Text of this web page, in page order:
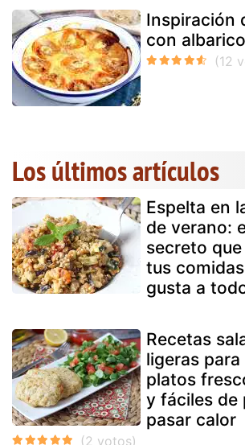
Inspiración
con
Los últimos artículos
Espelta en
de verano:
secreto
tus
gusta a
Recetas
ligeras
platos
y fáciles de
pasar calor